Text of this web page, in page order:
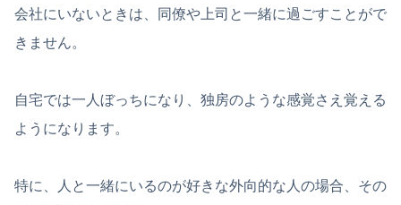
会社にいないときは、同僚や上司と一緒に過ごすことがで
きません。
自宅では一人ぼっちになり、独房のような感覚さえ覚える
ようになります。
特に、人と一緒にいるのが好きな外向的な人の場合、その